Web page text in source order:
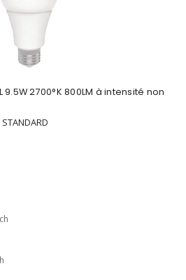
9.5W 2700°K 800LM à intensité non